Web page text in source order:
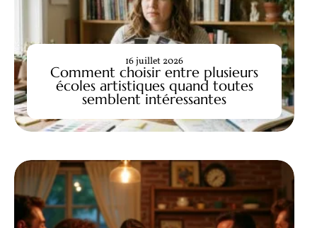
Comment choisir entre plusieurs
écoles artistiques quand toutes
semblent intéressantes
16 juillet 2026